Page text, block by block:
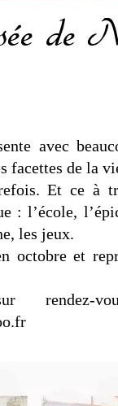
de
avec
facettes de la
Et ce à
: l’école,
les jeux.
octobre et
rendez-